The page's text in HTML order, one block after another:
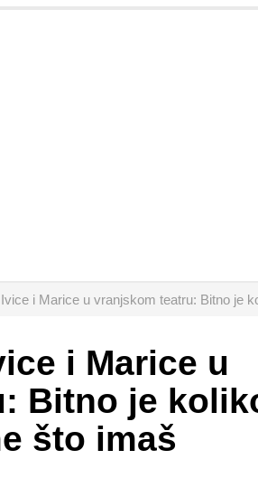
i Marice u vranjskom teatru: Bitno je
i Marice u
Bitno je
što imaš